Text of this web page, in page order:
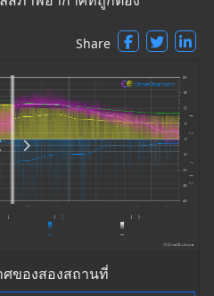
Share
ศของสองสถานที่